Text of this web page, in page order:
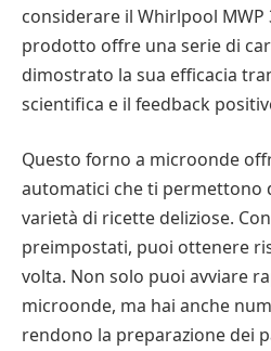
considerare il Whirlpool MWP
prodotto offre una serie di
dimostrato la sua efficacia
scientifica e il feedback
Questo forno a microonde
automatici che ti permettono
varietà di ricette deliziose.
preimpostati, puoi ottenere
volta. Non solo puoi avviare
microonde, ma hai anche
rendono la preparazione dei